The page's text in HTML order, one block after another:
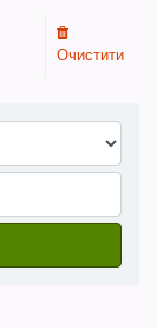
Очистити